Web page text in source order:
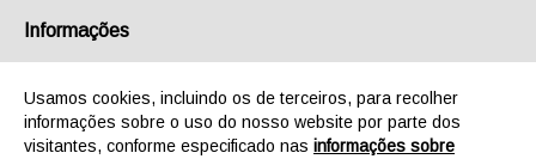
Informações
Usamos cookies, incluindo os de terceiros, para recolher
informações sobre o uso do nosso website por parte dos
visitantes, conforme especificado nas informações sobre